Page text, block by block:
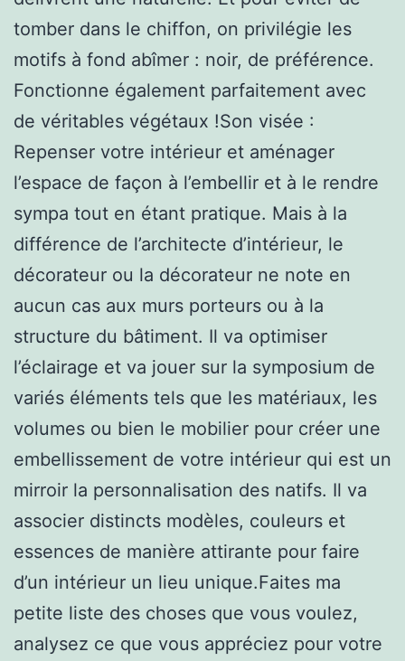
tomber dans le chiffon, on privilégie les
motifs à fond abîmer : noir, de préférence.
Fonctionne également parfaitement avec
de véritables végétaux !Son visée :
Repenser votre intérieur et aménager
l’espace de façon à l’embellir et à le rendre
sympa tout en étant pratique. Mais à la
différence de l’architecte d’intérieur, le
décorateur ou la décorateur ne note en
aucun cas aux murs porteurs ou à la
structure du bâtiment. Il va optimiser
l’éclairage et va jouer sur la symposium de
variés éléments tels que les matériaux, les
volumes ou bien le mobilier pour créer une
embellissement de votre intérieur qui est un
mirroir la personnalisation des natifs. Il va
associer distincts modèles, couleurs et
essences de manière attirante pour faire
d’un intérieur un lieu unique.Faites ma
petite liste des choses que vous voulez,
analysez ce que vous appréciez pour votre